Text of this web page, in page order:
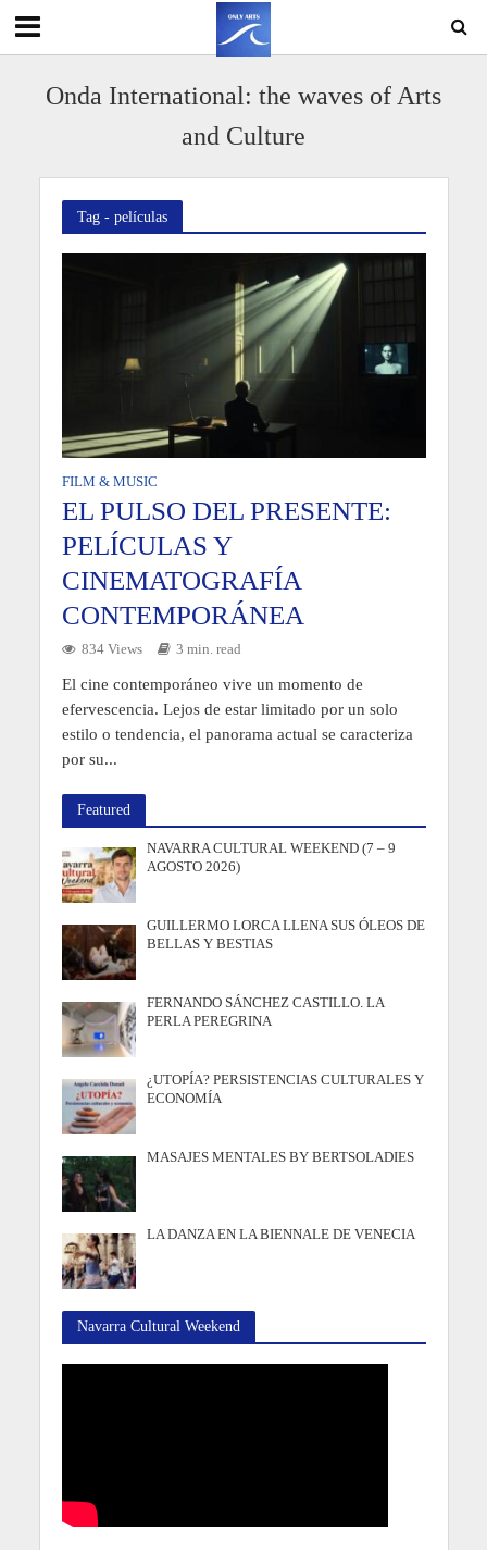
Onda International: the waves of Arts
and Culture
Tag - películas
FILM & MUSIC
EL PULSO DEL PRESENTE:
PELÍCULAS Y
CINEMATOGRAFÍA
CONTEMPORÁNEA
834 Views 3 min. read
El cine contemporáneo vive un momento de
efervescencia. Lejos de estar limitado por un solo
estilo o tendencia, el panorama actual se caracteriza
por su...
Featured
NAVARRA CULTURAL WEEKEND (7 – 9
AGOSTO 2026)
GUILLERMO LORCA LLENA SUS ÓLEOS DE
BELLAS Y BESTIAS
FERNANDO SÁNCHEZ CASTILLO. LA
PERLA PEREGRINA
¿UTOPÍA? PERSISTENCIAS CULTURALES Y
ECONOMÍA
MASAJES MENTALES BY BERTSOLADIES
LA DANZA EN LA BIENNALE DE VENECIA
Navarra Cultural Weekend